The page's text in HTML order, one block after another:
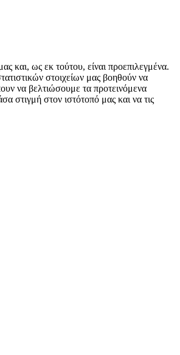
και, ως εκ τούτου, είναι προεπιλεγμένα.
στοιχείων μας βοηθούν να
να βελτιώσουμε τα προτεινόμενα
στιγμή στον ιστότοπό μας και να τις